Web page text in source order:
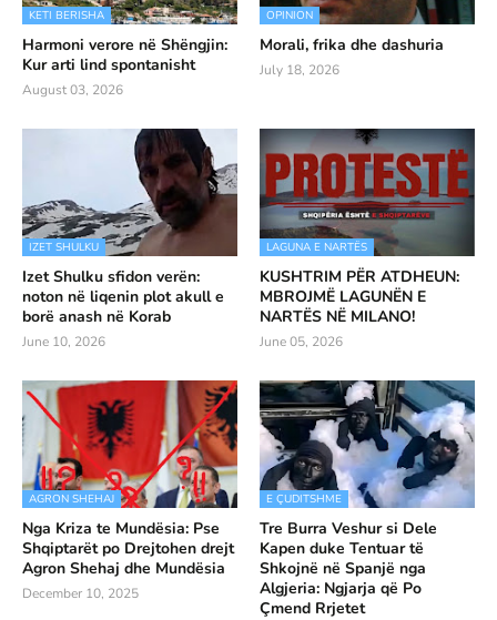
KETI BERISHA
Harmoni verore në Shëngjin:
Kur arti lind spontanisht
August 03, 2026
OPINION
Morali, frika dhe dashuria
July 18, 2026
IZET SHULKU
Izet Shulku sfidon verën:
noton në liqenin plot akull e
borë anash në Korab
June 10, 2026
LAGUNA E NARTËS
KUSHTRIM PËR ATDHEUN:
MBROJMË LAGUNËN E
NARTËS NË MILANO!
June 05, 2026
AGRON SHEHAJ
Nga Kriza te Mundësia: Pse
Shqiptarët po Drejtohen drejt
Agron Shehaj dhe Mundësia
December 10, 2025
E ÇUDITSHME
Tre Burra Veshur si Dele
Kapen duke Tentuar të
Shkojnë në Spanjë nga
Algjeria: Ngjarja që Po
Çmend Rrjetet